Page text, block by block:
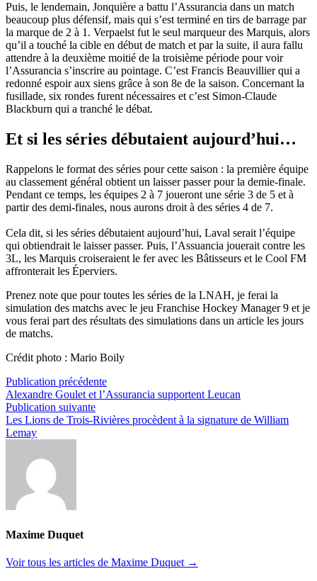
Puis, le lendemain, Jonquière a battu l’Assurancia dans un match
beaucoup plus défensif, mais qui s’est terminé en tirs de barrage par
la marque de 2 à 1. Verpaelst fut le seul marqueur des Marquis, alors
qu’il a touché la cible en début de match et par la suite, il aura fallu
attendre à la deuxième moitié de la troisième période pour voir
l’Assurancia s’inscrire au pointage. C’est Francis Beauvillier qui a
redonné espoir aux siens grâce à son 8e de la saison. Concernant la
fusillade, six rondes furent nécessaires et c’est Simon-Claude
Blackburn qui a tranché le débat.
Et si les séries débutaient aujourd’hui…
Rappelons le format des séries pour cette saison : la première équipe
au classement général obtient un laisser passer pour la demie-finale.
Pendant ce temps, les équipes 2 à 7 joueront une série 3 de 5 et à
partir des demi-finales, nous aurons droit à des séries 4 de 7.
Cela dit, si les séries débutaient aujourd’hui, Laval serait l’équipe
qui obtiendrait le laisser passer. Puis, l’Assuancia jouerait contre les
3L, les Marquis croiseraient le fer avec les Bâtisseurs et le Cool FM
affronterait les Éperviers.
Prenez note que pour toutes les séries de la LNAH, je ferai la
simulation des matchs avec le jeu Franchise Hockey Manager 9 et je
vous ferai part des résultats des simulations dans un article les jours
de matchs.
Crédit photo : Mario Boily
Navigation
de
l’article
Publication précédentePublication
précédente :
Alexandre Goulet et l’Assurancia supportent Leucan
Publication suivantePublication
suivante :
Les Lions de Trois-Rivières procèdent à la signature de William
Lemay
Maxime Duquet
Voir tous les articles de Maxime Duquet →